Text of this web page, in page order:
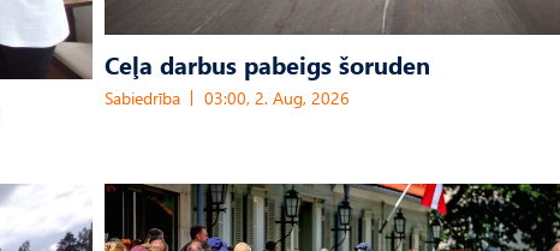
Ceļa darbus pabeigs šoruden
Sabiedrība 03:00, 2. Aug, 2026